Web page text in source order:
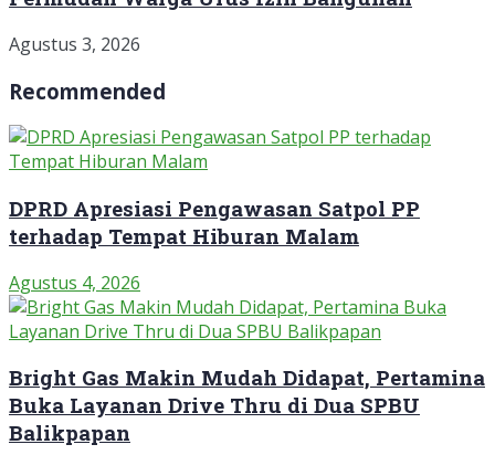
Agustus 3, 2026
Recommended
DPRD Apresiasi Pengawasan Satpol PP
terhadap Tempat Hiburan Malam
Agustus 4, 2026
Bright Gas Makin Mudah Didapat, Pertamina
Buka Layanan Drive Thru di Dua SPBU
Balikpapan